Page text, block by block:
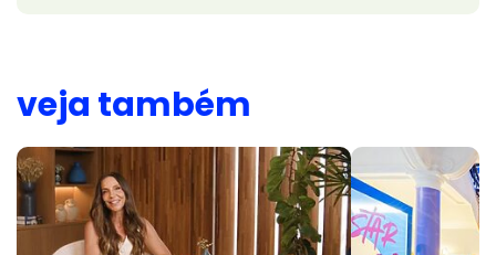
veja também